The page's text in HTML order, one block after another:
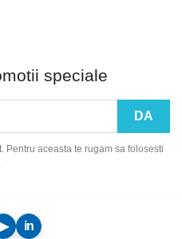
speciale
Pentru aceasta te rugam sa folosesti